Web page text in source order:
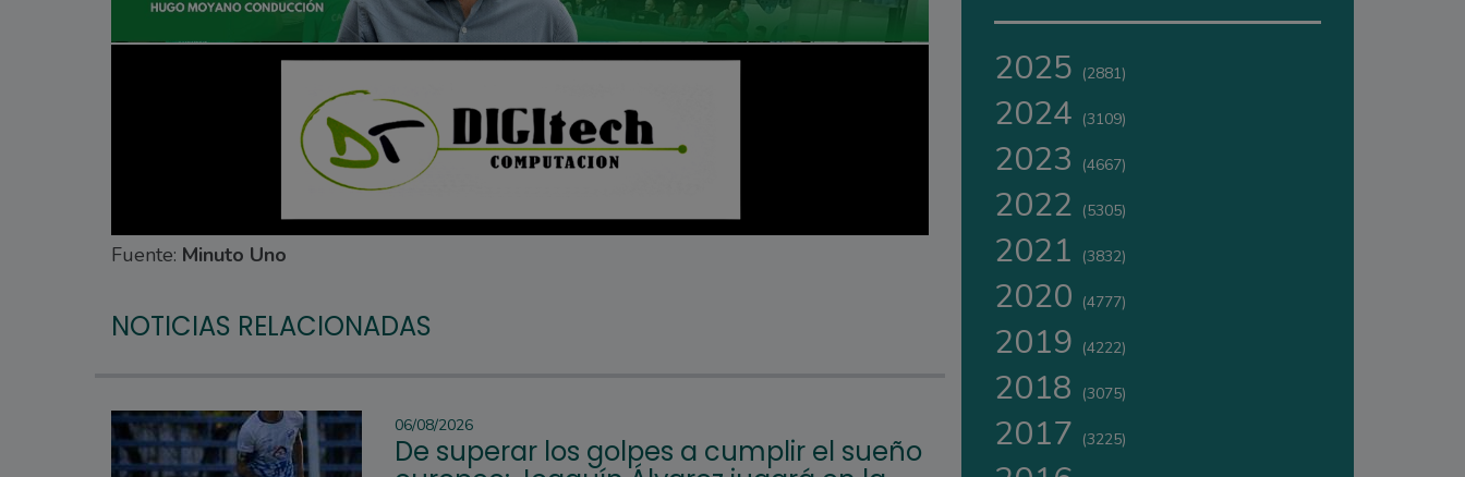
Fuente: Minuto Uno
NOTICIAS RELACIONADAS
06/08/2026
De superar los golpes a cumplir el sueño
2025 (2881)
2024 (3109)
2023 (4667)
2022 (5305)
2021 (3832)
2020 (4777)
2019 (4222)
2018 (3075)
2017 (3225)